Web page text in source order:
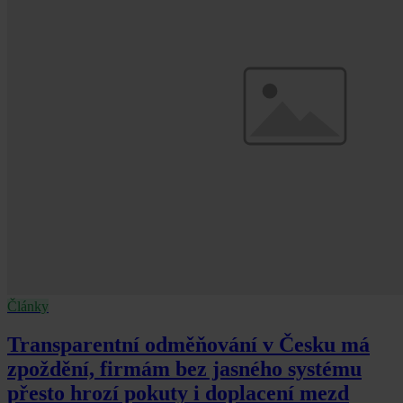
Články
Transparentní odměňování v Česku má
zpoždění, firmám bez jasného systému
přesto hrozí pokuty i doplacení mezd